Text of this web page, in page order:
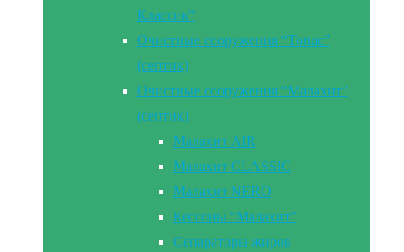
Классик”
Очистные сооружения “Топас”
(септик)
Очистные сооружения “Малахит”
(септик)
Малахит AIR
Малахит CLASSIC
Малахит NERO
Кессоны “Малахит”
Сепараторы жиров